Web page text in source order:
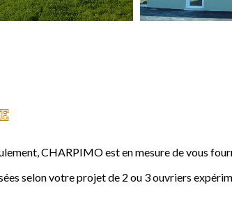
CHARPIMO est en mesure de vous
selon votre projet de 2 ou 3 ouvriers